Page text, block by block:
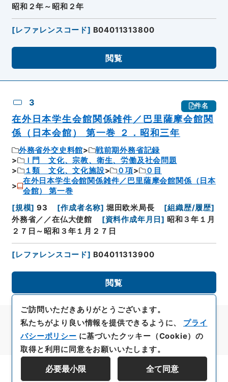
昭和２年～昭和２年
[レファレンスコード] B04011313800
閲覧
3 件名
在外日本学生会館関係雑件／巴里薩摩会館関
係（日本会館） 第一巻 ２．昭和三年
外務省外交史料館
戦前期外務省記録
Ｉ門 文化、宗教、衛生、労働及社会問題
１類 文化、文化施設
０項
０目
在外日本学生会館関係雑件／巴里薩摩会館関係（日本
会館） 第一巻
[規模] 93 [作成者名称] 堀田欧米局長 [組織歴/履歴]
外務省／／在仏大使館
[資料作成年月日] 昭和３年１月
２７日～昭和３年１月２７日
[レファレンスコード] B04011313900
閲覧
資料群階層を表示する
ご訪問いただきありがとうございます。
私たちがより良い情報を提供できるように、 プライ
バシーポリシー に基づいたクッキー（Cookie）の
取得と利用に同意をお願いいたします。
必要最小限 全て同意